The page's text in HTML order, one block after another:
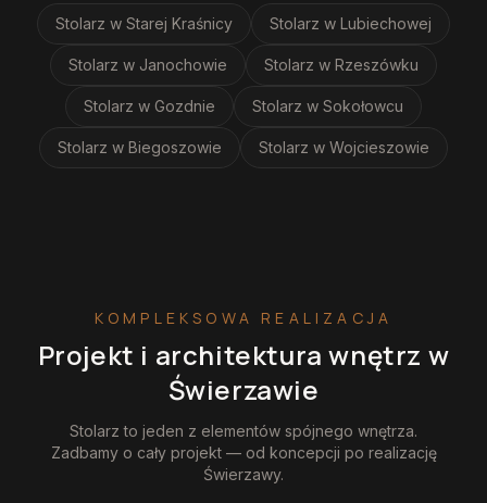
Stolarz w Starej Kraśnicy Stolarz w Lubiechowej
Stolarz w Janochowie Stolarz w Rzeszówku
Stolarz w Gozdnie Stolarz w Sokołowcu
Stolarz w Biegoszowie Stolarz w Wojcieszowie
KOMPLEKSOWA REALIZACJA
Projekt i architektura wnętrz w
Świerzawie
Stolarz to jeden z elementów spójnego wnętrza.
Zadbamy o cały projekt — od koncepcji po realizację
Świerzawy.